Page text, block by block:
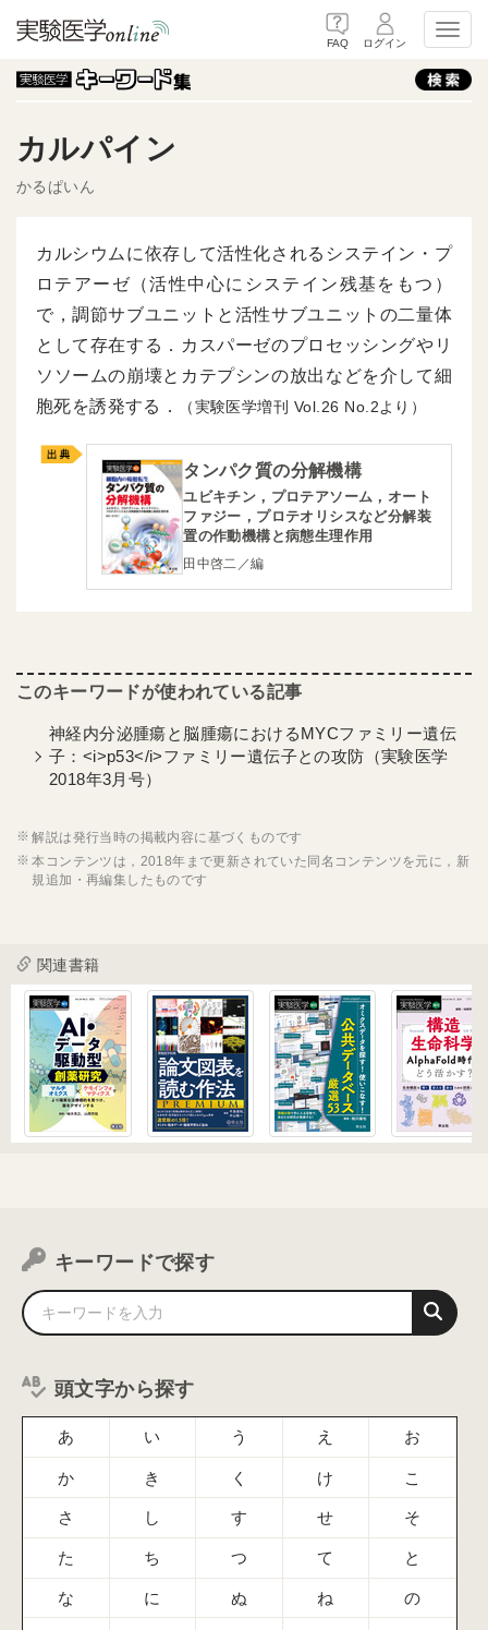
FAQ ログイン
カルパイン
かるぱいん
カルシウムに依存して活性化されるシステイン・プ
ロテアーゼ（活性中心にシステイン残基をもつ）
で，調節サブユニットと活性サブユニットの二量体
として存在する．カスパーゼのプロセッシングやリ
ソソームの崩壊とカテプシンの放出などを介して細
胞死を誘発する．
（実験医学増刊 26 2より）
タンパク質の分解機構
ユビキチン，プロテアソーム，オート
ファジー，プロテオリシスなど分解装
置の作動機構と病態生理作用
田中啓二／編
神経内分泌腫瘍と脳腫瘍におけるMYCファミリー遺伝
子：<i>p53</i>ファミリー遺伝子との攻防（実験医学
2018年3月号）
解説は発行当時の掲載内容に基づくものです
本コンテンツは，2018年まで更新されていた同名コンテンツを元に，新
規追加・再編集したものです
関連書籍
キーワードで探す
頭文字から探す
あ い う え お
か き く け こ
さ し す せ そ
た ち つ て と
な に ぬ ね の